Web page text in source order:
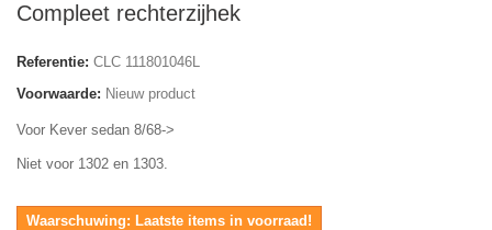
Compleet rechterzijhek
Referentie: CLC 111801046L
Voorwaarde: Nieuw product
Voor Kever sedan 8/68->
Niet voor 1302 en 1303.
Waarschuwing: Laatste items in voorraad!